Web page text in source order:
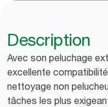
Description
Avec son peluchage
excellente
nettoyage non
tâches les plus